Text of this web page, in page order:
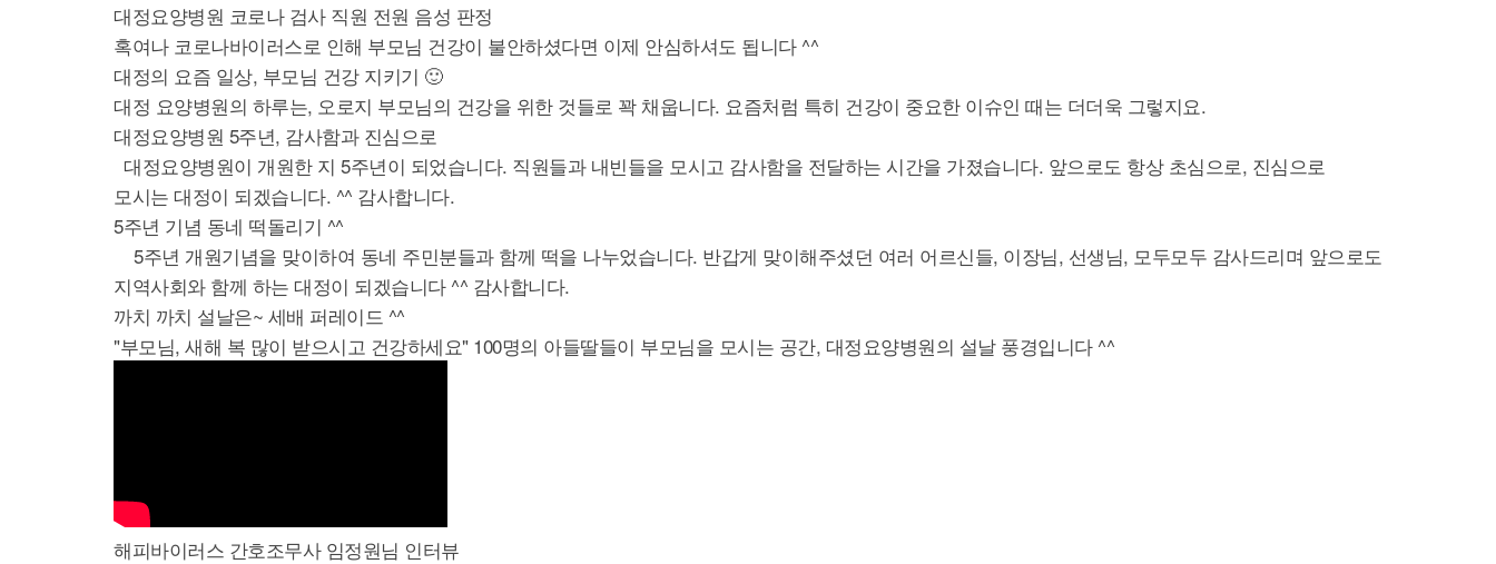
대정요양병원 코로나 검사 직원 전원 음성 판정
혹여나 코로나바이러스로 인해 부모님 건강이 불안하셨다면 이제 안심하셔도 됩니다 ^^
대정의 요즘 일상, 부모님 건강 지키기 🙂
대정 요양병원의 하루는, 오로지 부모님의 건강을 위한 것들로 꽉 채웁니다. 요즘처럼 특히 건강이 중요한 이슈인 때는 더더욱 그렇지요.
대정요양병원 5주년, 감사함과 진심으로
대정요양병원이 개원한 지 5주년이 되었습니다. 직원들과 내빈들을 모시고 감사함을 전달하는 시간을 가졌습니다. 앞으로도 항상 초심으로, 진심으로
모시는 대정이 되겠습니다. ^^ 감사합니다.
5주년 기념 동네 떡돌리기 ^^
5주년 개원기념을 맞이하여 동네 주민분들과 함께 떡을 나누었습니다. 반갑게 맞이해주셨던 여러 어르신들, 이장님, 선생님, 모두모두 감사드리며 앞으로도
지역사회와 함께 하는 대정이 되겠습니다 ^^ 감사합니다.
까치 까치 설날은~ 세배 퍼레이드 ^^
"부모님, 새해 복 많이 받으시고 건강하세요" 100명의 아들딸들이 부모님을 모시는 공간, 대정요양병원의 설날 풍경입니다 ^^
해피바이러스 간호조무사 임정원님 인터뷰